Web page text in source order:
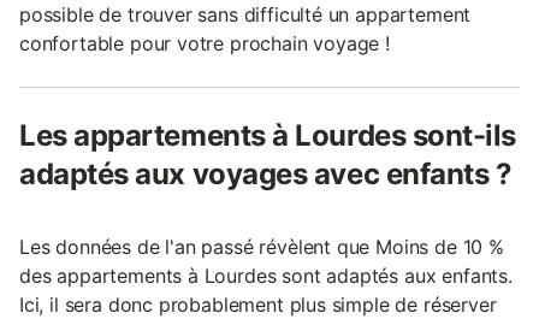
possible de trouver sans difficulté un appartement
confortable pour votre prochain voyage !
Les appartements à Lourdes sont-ils
adaptés aux voyages avec enfants ?
Les données de l'an passé révèlent que Moins de 10 %
des appartements à Lourdes sont adaptés aux enfants.
Ici, il sera donc probablement plus simple de réserver